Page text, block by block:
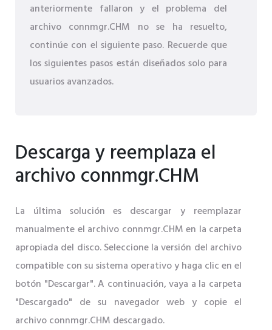
anteriormente fallaron y el problema del
archivo connmgr.CHM no se ha resuelto,
continúe con el siguiente paso. Recuerde que
los siguientes pasos están diseñados solo para
usuarios avanzados.
Descarga y reemplaza el
archivo connmgr.CHM
La última solución es descargar y reemplazar
manualmente el archivo connmgr.CHM en la carpeta
apropiada del disco. Seleccione la versión del archivo
compatible con su sistema operativo y haga clic en el
botón "Descargar". A continuación, vaya a la carpeta
"Descargado" de su navegador web y copie el
archivo connmgr.CHM descargado.